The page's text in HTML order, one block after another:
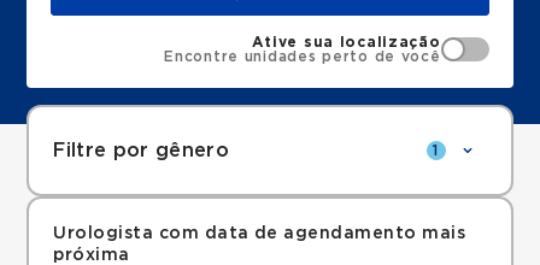
Ative sua localização
Encontre unidades perto de você
Filtre por gênero 1
Urologista com data de agendamento mais
próxima